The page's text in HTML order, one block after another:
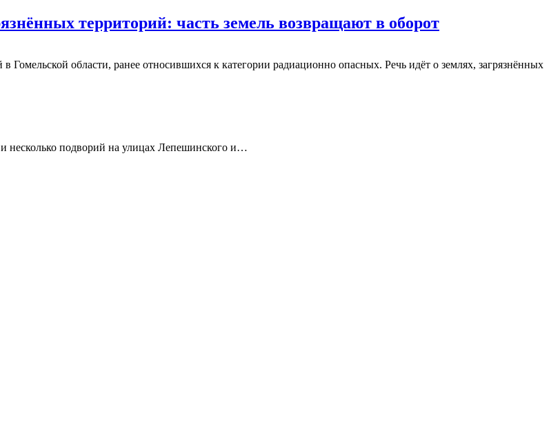
территорий: часть земель возвращают в оборот
Гомельской области, ранее относившихся к категории радиационно опасных. Речь идёт о землях, загрязнённых
несколько подворий на улицах Лепешинского и…